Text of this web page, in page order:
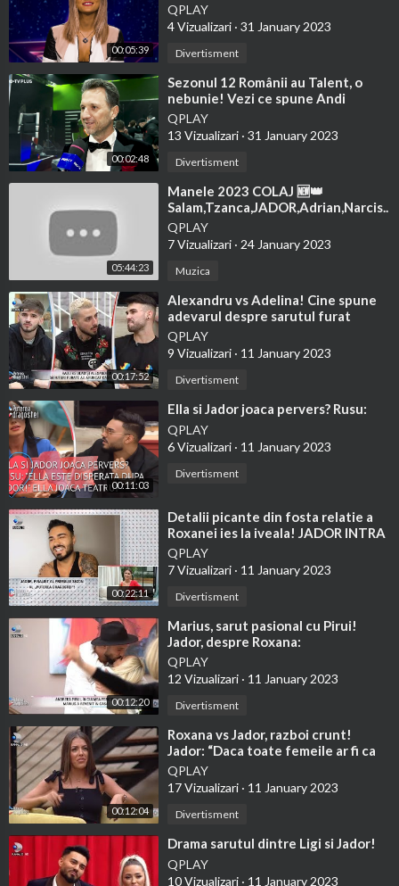
00:05:39
QPLAY
4 Vizualizari · 31 January 2023
Divertisment
00:02:48
⁣Sezonul 12 Românii au Talent, o
nebunie! Vezi ce spune Andi
Moisescu despre surprizele noului
sezon
QPLAY
13 Vizualizari · 31 January 2023
Divertisment
05:44:23
⁣Manele 2023 COLAJ 🆕👑
Salam,Tzanca,JADOR,Adrian,Narcis..
🥇 // 𝙀𝙡 𝙋𝙤𝙧𝙩𝙤𝙣 𝙀𝙫𝙚𝙣𝙩𝙨
QPLAY
7 Vizualizari · 24 January 2023
Muzica
00:17:52
⁣Alexandru vs Adelina! Cine spune
adevarul despre sarutul furat
Adelinei? Vlad se razbuna pe
Radu...!
QPLAY
9 Vizualizari · 11 January 2023
Divertisment
00:11:03
⁣Ella si Jador joaca pervers? Rusu:
QPLAY
6 Vizualizari · 11 January 2023
Divertisment
00:22:11
⁣Detalii picante din fosta relatie a
Roxanei ies la iveala! JADOR INTRA
IN DIRECT!
QPLAY
7 Vizualizari · 11 January 2023
Divertisment
00:12:20
⁣Marius, sarut pasional cu Pirui!
Jador, despre Roxana:
QPLAY
12 Vizualizari · 11 January 2023
Divertisment
00:12:04
⁣Roxana vs Jador, razboi crunt!
Jador: “Daca toate femeile ar fi ca
tine, m-as face gay”
QPLAY
17 Vizualizari · 11 January 2023
Divertisment
⁣Drama sarutul dintre Ligi si Jador!
QPLAY
10 Vizualizari · 11 January 2023